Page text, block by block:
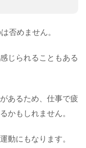
否めません。
じられることもある
あるため、仕事で疲
かもしれません。
動にもなります。